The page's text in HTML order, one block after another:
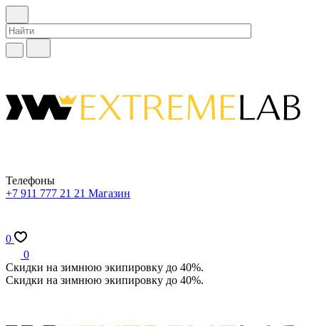
Телефоны
+7 911 777 21 21 Магазин
0
0
Скидки на зимнюю экипировку до 40%.
Скидки на зимнюю экипировку до 40%.